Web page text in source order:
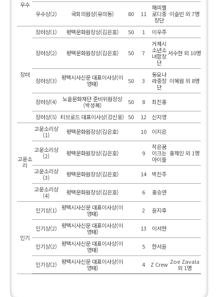
우수
우수상(2) 국회의원상(유의동) 80 11
해피멜
로디중
창단
이슬빈 외 7명
장려
장려상(1) 평택문화원장상(김은호) 50 1 이우주
장려상(2) 평택문화원장상(김은호) 50 7
거제시
소년소
녀합창
단
서수현 외 10명
장려상(3)
평택시사신문 대표이사상(이
영태)
50 3
동요나
라중창
단
이혜원 외 8명
장려상(4)
노을문화재단 준비위원장상
(박성복)
50 8
최진홍
장려상(5) 티브로드 대표이사상(강신웅) 50 12 신지영
고운소
리
고운소리상
(1)
평택문화원장상(김은호) 10 이지은
고운소리상
(2)
평택문화원장상(김은호) 9
작은꿈
이크는
아이들
홍채민 외 1명
고운소리상
(3)
평택문화원장상(김은호) 14
박진주
고운소리상
(4)
평택문화원장상(김은호) 6 홍승연
인기
인기상(1)
평택시사신문 대표이사상(이
영태)
2 윤지후
인기상(2)
평택시사신문 대표이사상(이
영태)
13 이서현
인기상(2)
평택시사신문 대표이사상(이
영태)
5 한서윤
인기상(2)
평택시사신문 대표이사상(이
영태)
4 Z Crew Zoe Zavala
외 1명